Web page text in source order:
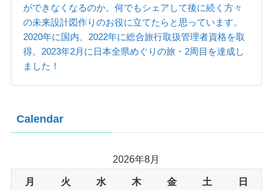
ができなくなるのか。何でもシェアして後に続く方々
の未来設計図作りのお役に立てたらと思っています。
2020年に国内、2022年に総合旅行取扱管理者資格を取
得。2023年2月に日本全県めぐりの旅・2周目を達成し
ました！
Calendar
2026年8月
月 火 水 木 金 土 日